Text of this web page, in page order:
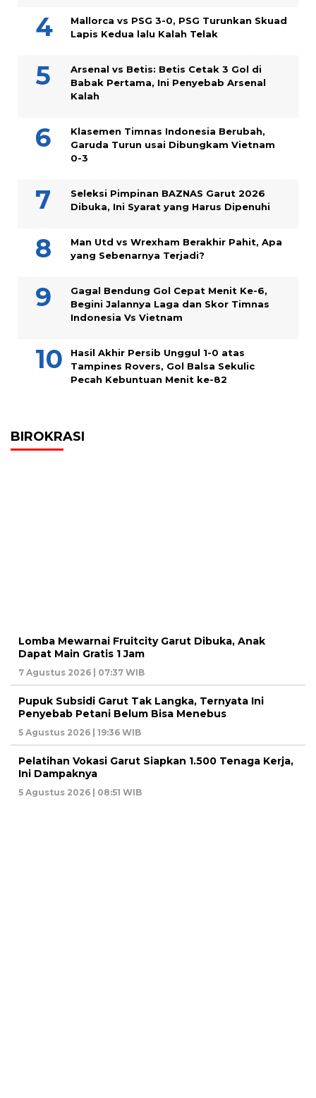
Mallorca vs PSG 3-0, PSG Turunkan Skuad
Lapis Kedua lalu Kalah Telak
Arsenal vs Betis: Betis Cetak 3 Gol di
Babak Pertama, Ini Penyebab Arsenal
Kalah
Klasemen Timnas Indonesia Berubah,
Garuda Turun usai Dibungkam Vietnam
0-3
Seleksi Pimpinan BAZNAS Garut 2026
Dibuka, Ini Syarat yang Harus Dipenuhi
Man Utd vs Wrexham Berakhir Pahit, Apa
yang Sebenarnya Terjadi?
Gagal Bendung Gol Cepat Menit Ke-6,
Begini Jalannya Laga dan Skor Timnas
Indonesia Vs Vietnam
Hasil Akhir Persib Unggul 1-0 atas
Tampines Rovers, Gol Balsa Sekulic
Pecah Kebuntuan Menit ke-82
BIROKRASI
Lomba Mewarnai Fruitcity Garut Dibuka, Anak
Dapat Main Gratis 1 Jam
7 Agustus 2026 | 07:37 WIB
Pupuk Subsidi Garut Tak Langka, Ternyata Ini
Penyebab Petani Belum Bisa Menebus
5 Agustus 2026 | 19:36 WIB
Pelatihan Vokasi Garut Siapkan 1.500 Tenaga Kerja,
Ini Dampaknya
5 Agustus 2026 | 08:51 WIB